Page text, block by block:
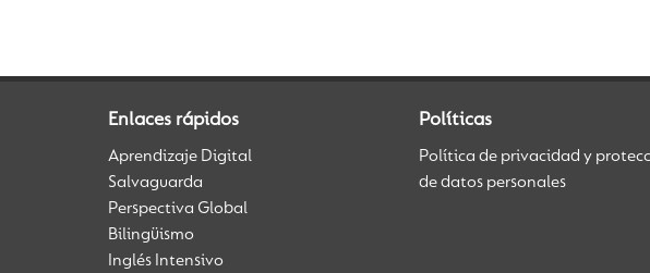
Enlaces rápidos
Aprendizaje Digital
Salvaguarda
Perspectiva Global
Bilingüismo
Inglés Intensivo
Políticas
Política de privacidad y
de datos personales